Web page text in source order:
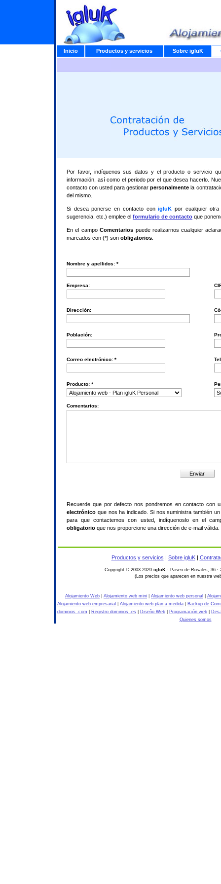
Por favor, indíquenos sus datos y el producto o servicio
información, así como el periodo por el que desea hacerlo.
contacto con usted para gestionarpersonalmente la
del mismo.
Si desea ponerse en contacto conigluK por cualquier
sugerencia, etc.) emplee el formulario de contacto que
En el campoComentarios puede realizarnos cualquier
marcados con (*) son obligatorios
Nombre y apellidos: *
Empresa:
Dirección:
Población:
Correo electrónico: *
Producto: *
Comentarios:
Recuerde que por defecto nos pondremos en contacto con
electrónico que nos ha indicado. Si nos suministra también
para que contactemos con usted, indíquenoslo en el
obligatorio que nos proporcione una dirección de e-mail válida.
Productos y servicios | Sobre igluK|
Copyright © 2003-2020 igluK · Paseo de Rosales, 36
(Los precios que aparecen en nuestra
Alojamiento Web Alojamiento web mini Alojamiento web personal
Alojamiento web empresarial
Alojamiento web plan a medida
Backup de
dominios .com
Registro dominios .es Diseño Web Programación web
Quienes somos
Inicio Productos y servicios Sobre igluK